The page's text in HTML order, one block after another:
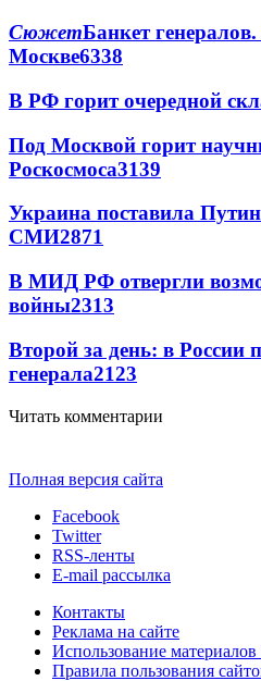
СюжетБанкет
Москве6338
В РФ горит очередной
Под Москвой горит
Роскосмоса3139
Украина поставила
СМИ2871
В МИД РФ отвергли
войны2313
Второй за день: в России
генерала2123
Читать комментарии
Полная версия сайта
Facebook
Twitter
RSS-ленты
E-mail рассылка
Контакты
Реклама на сайте
Использование материалов
Правила пользования